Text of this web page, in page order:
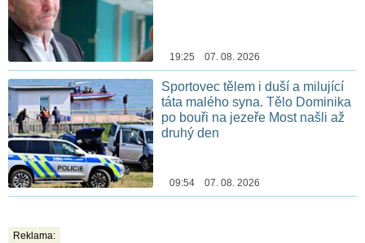
19:25 07. 08. 2026
Sportovec tělem i duší a milující
táta malého syna. Tělo Dominika
po bouři na jezeře Most našli až
druhý den
09:54 07. 08. 2026
Reklama: